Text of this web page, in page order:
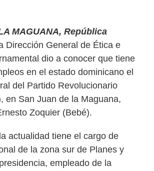
MAGUANA, República
Dirección General de Ética e
dio a conocer que tiene
en el estado dominicano el
del Partido Revolucionario
en San Juan de la Maguana,
Zoquier (Bebé).
actualidad tiene el cargo de
de la zona sur de Planes y
empleado de la